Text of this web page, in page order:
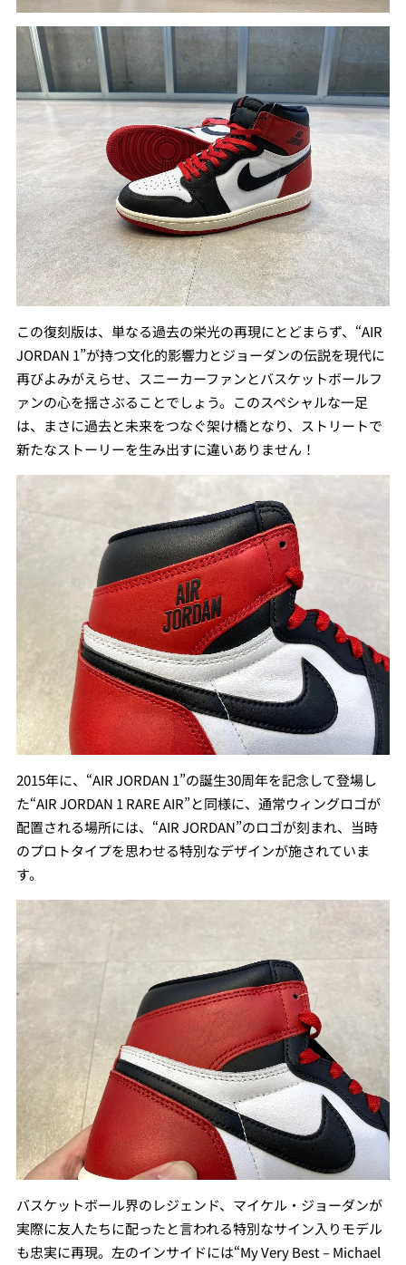
この復刻版は、単なる過去の栄光の再現にとどまらず、“AIR
JORDAN 1”が持つ文化的影響力とジョーダンの伝説を現代に
再びよみがえらせ、スニーカーファンとバスケットボールフ
ァンの心を揺さぶることでしょう。このスペシャルな一足
は、まさに過去と未来をつなぐ架け橋となり、ストリートで
新たなストーリーを生み出すに違いありません！
2015年に、“AIR JORDAN 1”の誕生30周年を記念して登場し
た“AIR JORDAN 1 RARE AIR”と同様に、通常ウィングロゴが
配置される場所には、“AIR JORDAN”のロゴが刻まれ、当時
のプロトタイプを思わせる特別なデザインが施されていま
す。
バスケットボール界のレジェンド、マイケル・ジョーダンが
実際に友人たちに配ったと言われる特別なサイン入りモデル
も忠実に再現。左のインサイドには“My Very Best – Michael